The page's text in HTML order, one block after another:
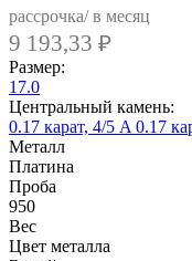
рассрочка/ в месяц
9 193,33 ₽
Размер:
17.0
Центральный камень:
0.17 карат, 4/5 A 0.17
Металл
Платина
Проба
950
Вес
Цвет металла